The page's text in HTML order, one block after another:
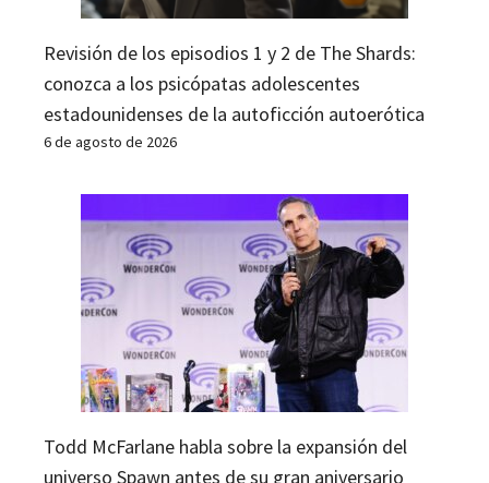
Revisión de los episodios 1 y 2 de The Shards:
conozca a los psicópatas adolescentes
estadounidenses de la autoficción autoerótica
6 de agosto de 2026
Todd McFarlane habla sobre la expansión del
universo Spawn antes de su gran aniversario